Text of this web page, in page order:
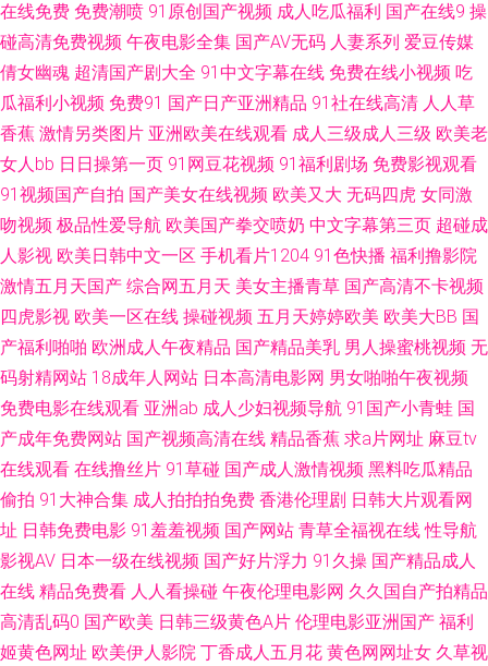
草 欧美图色10p 综合淫网 肏逼片久久99 九一色版 日本天堂中文字幕 性爱av
香蕉伊人久操 91网站熊猫 超碰丝袜 九一福利视频 亚洲a级在线 成人黄色三
级 青娱乐首页91 丝袜美腿影音先锋 91撸啊撸 老湿机成人网站 91久久久 黄
射网站 日韩艹艹13 91在线网址 欧洲人妻色 AV午夜影视 久艹资源站 欧美色
图小va 99精品在这里 欧美性交狂野 伪娘自慰视频 福利导航大全 麻豆瑟瑟视
频 伊人影院能玩av 免费成人 91黑丝高跟 精品蔬菜一区二区 日韩黄色三级影
院 最新91国产视频 国产91在线网站 美女视频直播91 微拍福利五区 国产人
妻疯狂3p 午夜性網 97精品 欧美免费一线 91看视频黄入口 成人午夜伦理 久
久国产精品人夷 日韩福利网站 99热网站 国人影院 97超碰人人艹 蜜桃91视
视频精品 国产操逼av网址 欧美艹逼 久草成人网 91嫂子在线 国产AV高清 伪
在线免费 免费潮喷 91原创国产视频 成人吃瓜福利 国产在线9 操
碰高清免费视频 午夜电影全集 国产AV无码 人妻系列 爱豆传媒
倩女幽魂 超清国产剧大全 91中文字幕在线 免费在线小视频 吃
瓜福利小视频 免费91 国产日产亚洲精品 91社在线高清 人人草
香蕉 激情另类图片 亚洲欧美在线观看 成人三级成人三级 欧美老
女人bb 日日操第一页 91网豆花视频 91福利剧场 免费影视观看
91视频国产自拍 国产美女在线视频 欧美又大 无码四虎 女同激
吻视频 极品性爱导航 欧美国产拳交喷奶 中文字幕第三页 超碰成
人影视 欧美日韩中文一区 手机看片1204 91色快播 福利撸影院
激情五月天国产 综合网五月天 美女主播青草 国产高清不卡视频
四虎影视 欧美一区在线 操碰视频 五月天婷婷欧美 欧美大BB 国
产福利啪啪 欧洲成人午夜精品 国产精品美乳 男人操蜜桃视频 无
码射精网站 18成年人网站 日本高清电影网 男女啪啪午夜视频
免费电影在线观看 亚洲ab 成人少妇视频导航 91国产小青蛙 国
产成年免费网站 国产视频高清在线 精品香蕉 求a片网址 麻豆tv
在线观看 在线撸丝片 91草碰 国产成人激情视频 黑料吃瓜精品
偷拍 91大神合集 成人拍拍拍免费 香港伦理剧 日韩大片观看网
址 日韩免费电影 91羞羞视频 国产网站 青草全福视在线 性导航
影视AV 日本一级在线视频 国产好片浮力 91久操 国产精品成人
在线 精品免费看 人人看操碰 午夜伦理电影网 久久国自产拍精品
高清乱码0 国产欧美 日韩三级黄色A片 伦理电影亚洲国产 福利
姬黄色网址 欧美伊人影院 丁香成人五月花 黄色网网址女 久草视